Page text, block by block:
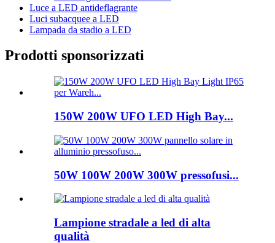
Luce a LED antideflagrante
Luci subacquee a LED
Lampada da stadio a LED
Prodotti sponsorizzati
150W 200W UFO LED High Bay...
50W 100W 200W 300W pressofusi...
Lampione stradale a led di alta
qualità